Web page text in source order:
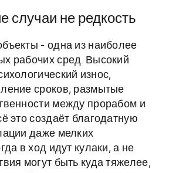
случаи не редкость
- одна из наиболее
рабочих сред. Высокий
износ,
сроков, размытые
между прорабом и
это создаёт благодатную
даже мелких
в ход идут кулаки, а не
могут быть куда тяжелее,